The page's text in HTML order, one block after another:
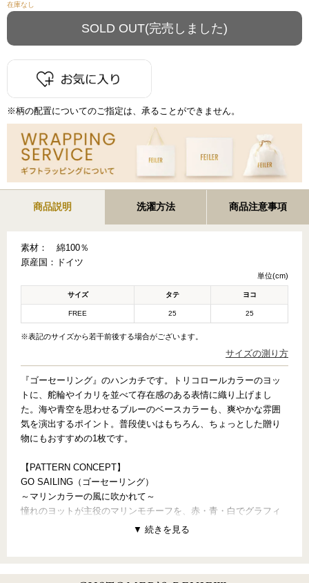
在庫なし
※柄の配置についてのご指定は、承ることができません。
商品説明 洗濯方法 商品注意事項
素材：
綿100％
原産国： ドイツ
単位(cm)
サイズ タテ ヨコ
FREE 25 25
※表記のサイズから若干前後する場合がございます。
サイズの測り方
『ゴーセーリング』のハンカチです。トリコロールカラーのヨッ
トに、舵輪やイカリを並べて存在感のある表情に織り上げまし
た。海や青空を思わせるブルーのベースカラーも、爽やかな雰囲
気を演出するポイント。普段使いはもちろん、ちょっとした贈り
物にもおすすめの1枚です。
【PATTERN CONCEPT】
GO SAILING（ゴーセーリング）
～マリンカラーの風に吹かれて～
憧れのヨットが主役のマリンモチーフを、赤・青・白でグラフィ
カルに表現。爽やかなトリコロールカラーとのパーフェクトな調